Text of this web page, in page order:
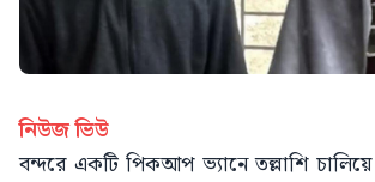
নিউজ ভিউ
বন্দরে একটি পিকআপ ভ্যানে তল্লাশি